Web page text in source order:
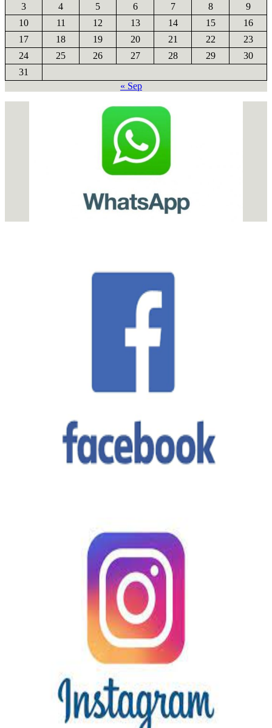
3
4 5 6 7 8
9
10
11 12 13 14 15
16
17
18 19 20 21 22
23
24
25 26 27 28 29
30
31
« Sep